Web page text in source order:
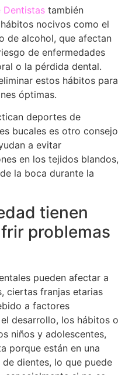
Dentistas también
nocivos como el
de alcohol, que afectan
de enfermedades
o la pérdida dental.
estos hábitos para
óptimas.
deportes de
bucales es otro consejo
a evitar
en los tejidos blandos,
la boca durante la
tienen
problemas
pueden afectar a
ciertas franjas etarias
a factores
desarrollo, los hábitos o
niños y adolescentes,
porque están en una
dientes, lo que puede